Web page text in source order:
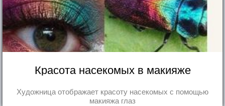
Красота насекомых в макияже
Художница отображает красоту насекомых с помощью
макияжа глаз